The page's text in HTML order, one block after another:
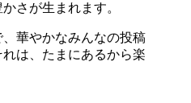
さが生まれます。
華やかなみんなの投稿
は、たまにあるから楽